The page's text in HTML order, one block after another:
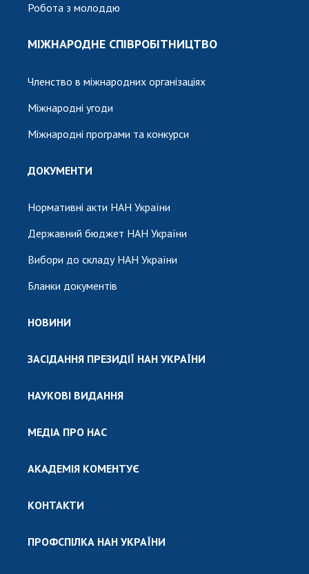
Робота з молоддю
МІЖНАРОДНЕ СПІВРОБІТНИЦТВО
Членство в міжнародних організаціях
Міжнародні угоди
Міжнародні програми та конкурси
ДОКУМЕНТИ
Нормативні акти НАН України
Державний бюджет НАН України
Вибори до складу НАН України
Бланки документів
НОВИНИ
ЗАСІДАННЯ ПРЕЗИДІЇ НАН УКРАЇНИ
НАУКОВІ ВИДАННЯ
МЕДІА ПРО НАС
АКАДЕМІЯ КОМЕНТУЄ
КОНТАКТИ
ПРОФСПІЛКА НАН УКРАЇНИ